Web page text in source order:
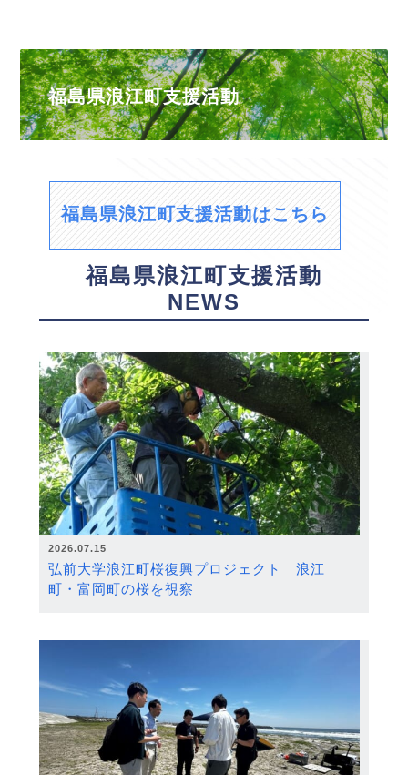
福島県浪江町支援活動
福島県浪江町支援活動はこちら
福島県浪江町支援活動
NEWS
2026.07.15
弘前大学浪江町桜復興プロジェクト 浪江
町・富岡町の桜を視察